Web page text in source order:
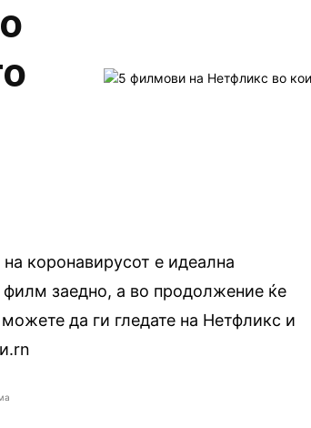
коронавирусот е идеална
филм заедно, а во продолжение ќе
да ги гледате на Нетфликс и